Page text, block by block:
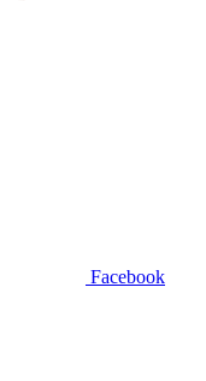
Facebook